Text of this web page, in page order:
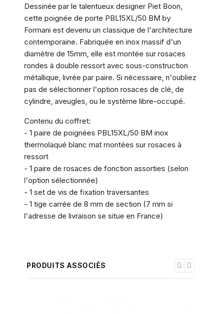
Dessinée par le talentueux designer Piet Boon,
cette poignée de porte PBL15XL/50 BM by
Formani est devenu un classique de l'architecture
contemporaine. Fabriquée en inox massif d'un
diamètre de 15mm, elle est montée sur rosaces
rondes à double ressort avec sous-construction
métallique, livrée par paire. Si nécessaire, n'oubliez
pas de sélectionner l'option rosaces de clé, de
cylindre, aveugles, ou le système libre-occupé.
Contenu du coffret:
- 1 paire de poignées PBL15XL/50 BM inox
thermolaqué blanc mat montées sur rosaces à
ressort
- 1 paire de rosaces de fonction assorties (selon
l'option sélectionnée)
- 1 set de vis de fixation traversantes
- 1 tige carrée de 8 mm de section (7 mm si
l'adresse de livraison se situe en France)
PRODUITS ASSOCIÉS